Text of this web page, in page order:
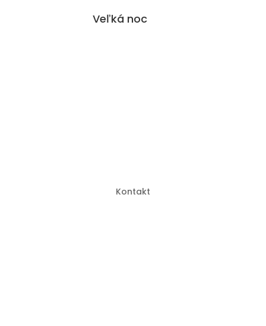
Veľká noc
Kontakt